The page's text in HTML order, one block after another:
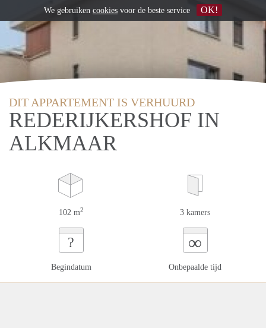
DIT APPARTEMENT IS VERHUURD
REDERIJKERSHOF IN
ALKMAAR
102 m2 3 kamers
?
Begindatum
∞
Onbepaalde tijd
We gebruiken cookies voor de beste service OK!